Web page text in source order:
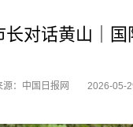
长对话黄山｜
源：中国日报网 2026-05-